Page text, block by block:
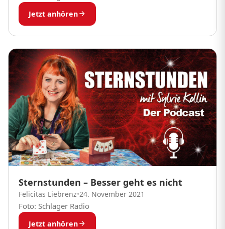
Jetzt anhören
Sternstunden – Besser geht es nicht
Felicitas Liebrenz•24. November 2021
Foto: Schlager Radio
Jetzt anhören